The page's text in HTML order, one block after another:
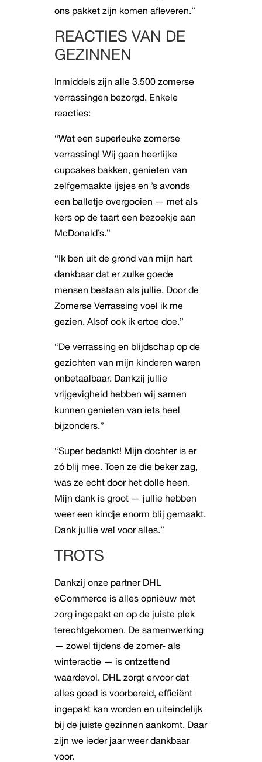
ons pakket zijn komen afleveren.”
REACTIES VAN DE
GEZINNEN
Inmiddels zijn alle 3.500 zomerse
verrassingen bezorgd. Enkele
reacties:
“Wat een superleuke zomerse
verrassing! Wij gaan heerlijke
cupcakes bakken, genieten van
zelfgemaakte ijsjes en ’s avonds
een balletje overgooien — met als
kers op de taart een bezoekje aan
McDonald’s.”
“Ik ben uit de grond van mijn hart
dankbaar dat er zulke goede
mensen bestaan als jullie. Door de
Zomerse Verrassing voel ik me
gezien. Alsof ook ik ertoe doe.”
“De verrassing en blijdschap op de
gezichten van mijn kinderen waren
onbetaalbaar. Dankzij jullie
vrijgevigheid hebben wij samen
kunnen genieten van iets heel
bijzonders.”
“Super bedankt! Mijn dochter is er
zó blij mee. Toen ze die beker zag,
was ze echt door het dolle heen.
Mijn dank is groot — jullie hebben
weer een kindje enorm blij gemaakt.
Dank jullie wel voor alles.”
TROTS
Dankzij onze partner DHL
eCommerce is alles opnieuw met
zorg ingepakt en op de juiste plek
terechtgekomen. De samenwerking
— zowel tijdens de zomer- als
winteractie — is ontzettend
waardevol. DHL zorgt ervoor dat
alles goed is voorbereid, efficiënt
ingepakt kan worden en uiteindelijk
bij de juiste gezinnen aankomt. Daar
zijn we ieder jaar weer dankbaar
voor.